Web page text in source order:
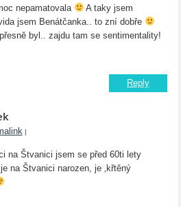
nepamatovala
A taky jsem
jsem Benátčanka.. to zní dobře
byl.. zajdu tam se sentimentality!
Reply
|
na Štvanici jsem se před 60ti lety
na Štvanici narozen, je ‚křtěný